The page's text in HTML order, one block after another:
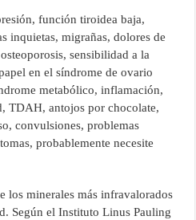
función tiroidea baja,
inquietas, migrañas, dolores de
sensibilidad a la
en el síndrome de ovario
metabólico, inflamación,
TDAH, antojos por chocolate,
convulsiones, problemas
probablemente necesite
los minerales más infravalorados
Según el Instituto Linus Pauling